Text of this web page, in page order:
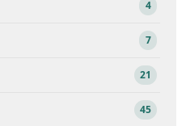
4
7
21
45